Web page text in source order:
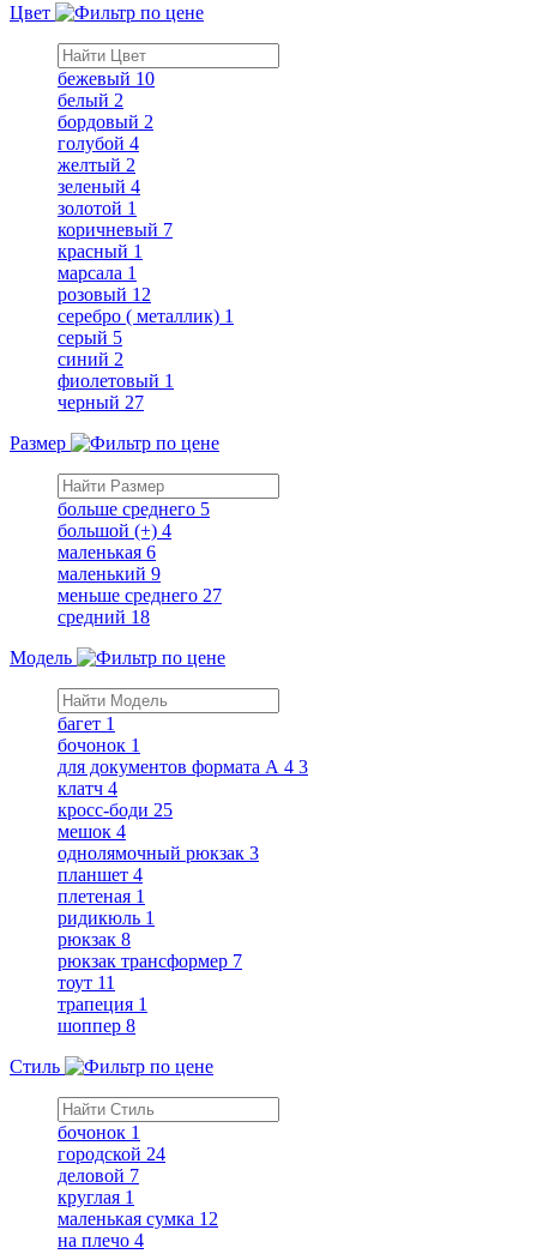
Цвет
бежевый 10
белый 2
бордовый 2
голубой 4
желтый 2
зеленый 4
золотой 1
коричневый 7
красный 1
марсала 1
розовый 12
серебро ( металлик) 1
серый 5
синий 2
фиолетовый 1
черный 27
Размер
больше среднего 5
большой (+) 4
маленькая 6
маленький 9
меньше среднего 27
средний 18
Модель
багет 1
бочонок 1
для документов формата А 4 3
клатч 4
кросс-боди 25
мешок 4
однолямочный рюкзак 3
планшет 4
плетеная 1
ридикюль 1
рюкзак 8
рюкзак трансформер 7
тоут 11
трапеция 1
шоппер 8
Стиль
бочонок 1
городской 24
деловой 7
круглая 1
маленькая сумка 12
на плечо 4